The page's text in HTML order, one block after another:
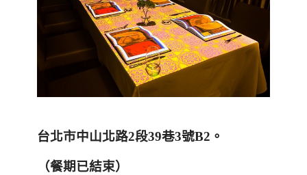
台北市中山北路2段39巷3號B2 。
（餐期已結束）